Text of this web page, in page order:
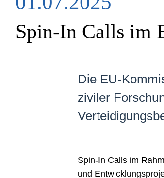
Spin-In Calls im
Die EU-
ziviler
Spin-In Calls im
und